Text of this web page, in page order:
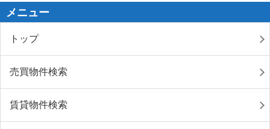
メニュー
トップ
売買物件検索
賃貸物件検索